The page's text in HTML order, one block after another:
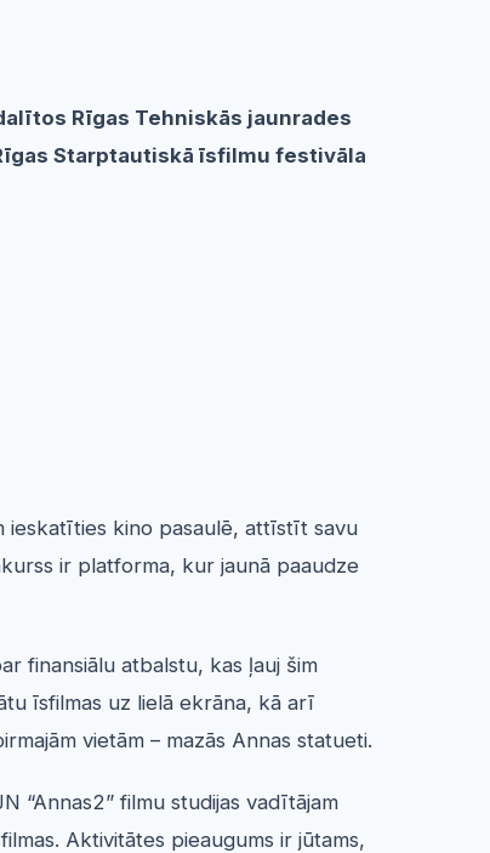
Rīgas Tehniskās jaunrades
Starptautiskā īsfilmu festivāla
ieskatīties kino pasaulē, attīstīt savu
ir platforma, kur jaunā paaudze
finansiālu atbalstu, kas ļauj šim
īsfilmas uz lielā ekrāna, kā arī
vietām – mazās Annas statueti.
“Annas2” filmu studijas vadītājam
Aktivitātes pieaugums ir jūtams,